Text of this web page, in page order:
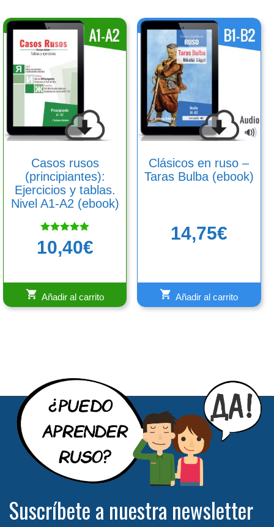
Casos rusos
(principiantes):
Ejercicios y tablas.
Nivel A1-A2 (ebook)
Valorado
con
10,40€
Añadir al carrito
Clásicos en ruso –
Taras Bulba (ebook)
14,75€
Añadir al carrito
Suscríbete a nuestra newsletter